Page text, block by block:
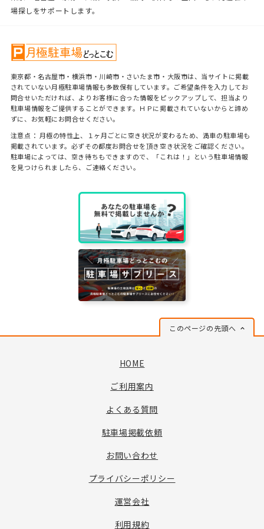
場探しをサポートします。
東京都・名古屋市・横浜市・川崎市・さいたま市・大阪市は、当サイトに掲載
されていない月極駐車場情報も多数保有しています。ご希望条件を入力してお
問合せいただければ、よりお客様に合った情報をピックアップして、担当より
駐車場情報をご提供することができます。ＨＰに掲載されていないからと諦め
ずに、お気軽にお問合せください。
注意点： 月極の特性上、１ヶ月ごとに空き状況が変わるため、満車の駐車場も
掲載されています。必ずその都度お問合せを頂き空き状況をご確認ください。
駐車場によっては、空き待ちもできますので、「これは！」という駐車場情報
を見つけられましたら、ご連絡ください。
このページの先頭へ
HOME
ご利用案内
よくある質問
駐車場掲載依頼
お問い合わせ
プライバシーポリシー
運営会社
利用規約